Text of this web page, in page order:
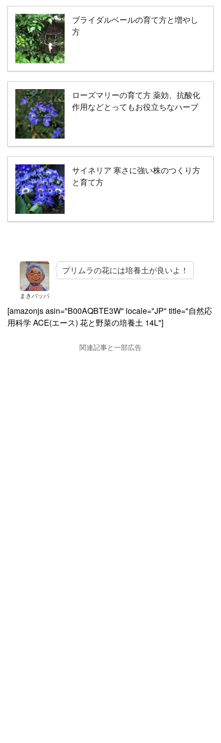
ブライダルベールの育て方と増やし
方
ローズマリーの育て方 薬効、抗酸化
作用などとってもお役立ちなハーブ
サイネリア 寒さに強い株のつくり方
と育て方
まきバッパ
プリムラの花には培養土が良いよ！
[amazonjs asin="B00AQBTE3W" locale="JP" title="自然応
用科学 ACE(エース) 花と野菜の培養土 14L"]
関連記事と一部広告